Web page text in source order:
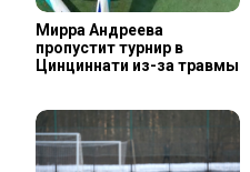
Мирра Андреева
пропустит турнир в
Цинциннати из-за травмы